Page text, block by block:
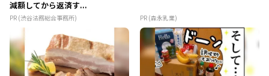
減額してから返済す...
PR (渋谷法務総合事務所) PR (森永乳業)